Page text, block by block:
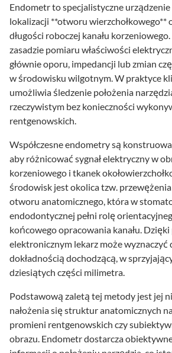
Endometr to specjalistyczne urządzenie
lokalizacji **otworu wierzchołkowego**
długości roboczej kanału korzeniowego.
zasadzie pomiaru właściwości
głównie oporu, impedancji lub zmian
w środowisku wilgotnym. W praktyce
umożliwia śledzenie położenia
rzeczywistym bez konieczności
rentgenowskich.
Współczesne endometry są
aby różnicować sygnał elektryczny w
korzeniowego i tkanek
środowisk jest okolica tzw.
otworu anatomicznego, która w
endodontycznej pełni rolę
końcowego opracowania kanału.
elektronicznym lekarz może wyznaczyć
dokładnością dochodzącą, w
dziesiątych części milimetra.
Podstawową zaletą tej metody jest jej
nałożenia się struktur anatomicznych
promieni rentgenowskich czy
obrazu. Endometr dostarcza